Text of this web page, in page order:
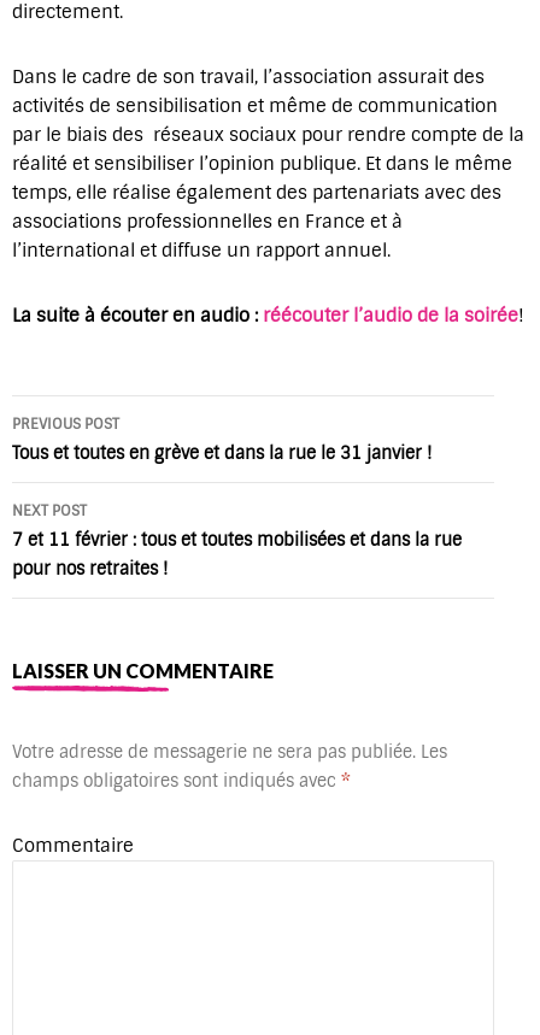
directement.
Dans le cadre de son travail, l’association assurait des
activités de sensibilisation et même de communication
par le biais des réseaux sociaux pour rendre compte de la
réalité et sensibiliser l’opinion publique. Et dans le même
temps, elle réalise également des partenariats avec des
associations professionnelles en France et à
l’international et diffuse un rapport annuel.
La suite à écouter en audio : réécouter l’audio de la soirée!
Post
navigation
PREVIOUS POST
Tous et toutes en grève et dans la rue le 31 janvier !
NEXT POST
7 et 11 février : tous et toutes mobilisées et dans la rue
pour nos retraites !
LAISSER UN COMMENTAIRE
Votre adresse de messagerie ne sera pas publiée. Les
champs obligatoires sont indiqués avec *
Commentaire